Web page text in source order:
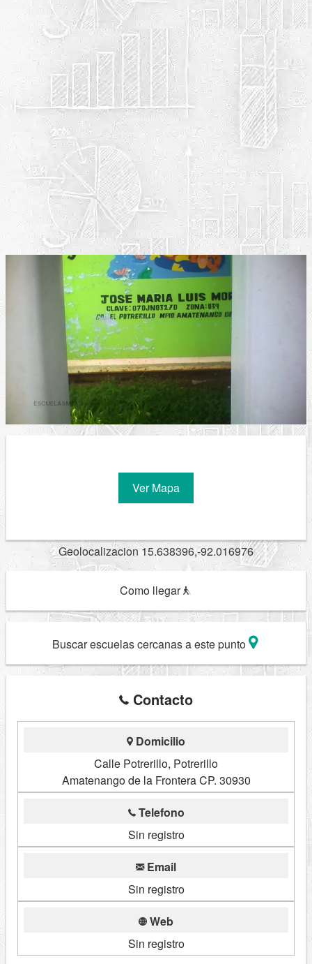
Ver Mapa
Geolocalizacion 15.638396,-92.016976
Como llegar
Buscar escuelas cercanas a este punto
Contacto
Domicilio
Calle Potrerillo, Potrerillo
Amatenango de la Frontera CP. 30930
Telefono
Sin registro
Email
Sin registro
Web
Sin registro